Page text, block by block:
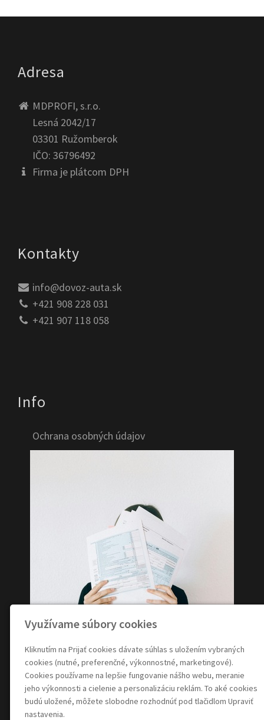
Adresa
MDPROFI, s.r.o.
Lesná 2042/17
03301 Ružomberok
IČO: 36796492
Firma je plátcom DPH
Kontakty
info@dovoz-auta.sk
+421 908 228 031
+421 907 118 058
Info
Ochrana osobných údajov
Využívame súbory cookies
Kliknutím na Prijať cookies dávate súhlas s uložením vybraných
cookies (nutné, preferenčné, výkonnostné, marketingové).
Cookies používame na lepšie fungovanie nášho webu, meranie
jeho výkonnosti a cielenie a personalizáciu reklám. To aké cookies
budú uložené, môžete slobodne rozhodnúť pod tlačidlom Upraviť
nastavenia.